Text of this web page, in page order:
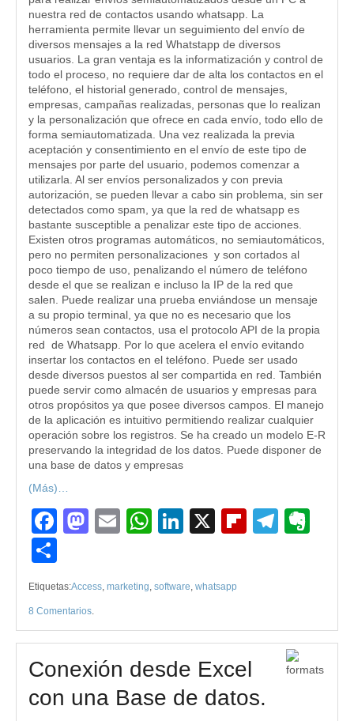
nuestra red de contactos usando whatsapp. La
herramienta permite llevar un seguimiento del envío de
diversos mensajes a la red Whatstapp de diversos
usuarios. La gran ventaja es la informatización y control de
todo el proceso, no requiere dar de alta los contactos en el
teléfono, el historial generado, control de mensajes,
empresas, campañas realizadas, personas que lo realizan
y la personalización que ofrece en cada envío, todo ello de
forma semiautomatizada. Una vez realizada la previa
aceptación y consentimiento en el envío de este tipo de
mensajes por parte del usuario, podemos comenzar a
utilizarla. Al ser envíos personalizados y con previa
autorización, se pueden llevar a cabo sin problema, sin ser
detectados como spam, ya que la red de whatsapp es
bastante susceptible a penalizar este tipo de acciones.
Existen otros programas automáticos, no semiautomáticos,
pero no permiten personalizaciones y son cortados al
poco tiempo de uso, penalizando el número de teléfono
desde el que se realizan e incluso la IP de la red que
salen. Puede realizar una prueba enviándose un mensaje
a su propio terminal, ya que no es necesario que los
números sean contactos, usa el protocolo API de la propia
red de Whatsapp. Por lo que acelera el envío evitando
insertar los contactos en el teléfono. Puede ser usado
desde diversos puestos al ser compartida en red. También
puede servir como almacén de usuarios y empresas para
otros propósitos ya que posee diversos campos. El manejo
de la aplicación es intuitivo permitiendo realizar cualquier
operación sobre los registros. Se ha creado un modelo E-R
preservando la integridad de los datos. Puede disponer de
una base de datos y empresas
(Más)…
Facebook
Mastodon
EmailWhatsApp
LinkedIn
X Flipboard
Etiquetas:Access, marketing, software, whatsapp
8 Comentarios.
Conexión desde Excel
con una Base de datos.